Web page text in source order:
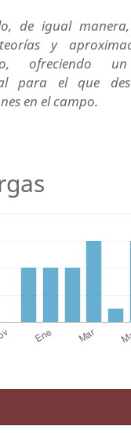
de igual
y
ofreciendo un
para el que
en el campo.